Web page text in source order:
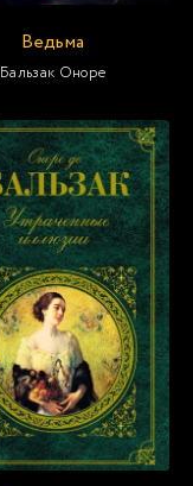
Ведьма
Бальзак Оноре